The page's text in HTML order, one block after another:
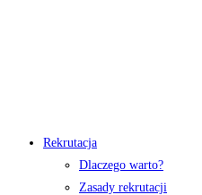
Rekrutacja
Dlaczego warto?
Zasady rekrutacji